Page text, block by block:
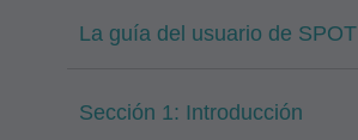
La guía del usuario de SPOT
Sección 1: Introducción